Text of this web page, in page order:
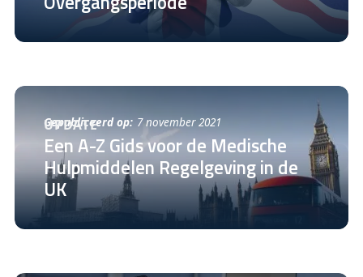
Gepubliceerd op: 7 november 2021
UPDATE
Een A-Z Gids voor de Medische
Hulpmiddelen Regelgeving in de
UK